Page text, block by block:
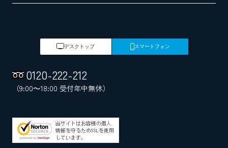
デスクトップ スマートフォン
0120-222-212
（9:00～18:00 受付年中無休）